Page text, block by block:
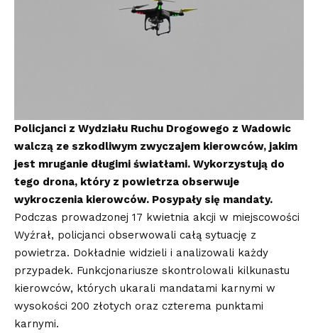
Policjanci z Wydziału Ruchu Drogowego z Wadowic
walczą ze szkodliwym zwyczajem kierowców, jakim
jest mruganie długimi światłami. Wykorzystują do
tego drona, który z powietrza obserwuje
wykroczenia kierowców. Posypały się mandaty.
Podczas prowadzonej 17 kwietnia akcji w miejscowości
Wyźrał, policjanci obserwowali całą sytuację z
powietrza. Dokładnie widzieli i analizowali każdy
przypadek. Funkcjonariusze skontrolowali kilkunastu
kierowców, których ukarali mandatami karnymi w
wysokości 200 złotych oraz czterema punktami
karnymi.